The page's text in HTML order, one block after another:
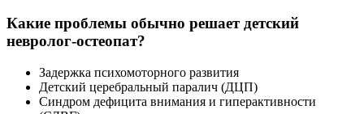
Какие проблемы обычно решает детский
невролог-остеопат?
Задержка психомоторного развития
Детский церебральный паралич (ДЦП)
Синдром дефицита внимания и гиперактивности